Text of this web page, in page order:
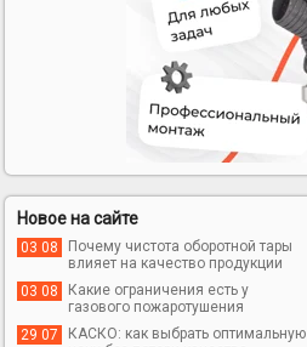
Новое на сайте
03 08
Почему чистота оборотной тары
влияет на качество продукции
03 08
Какие ограничения есть у
газового пожаротушения
29 07
КАСКО: как выбрать оптимальную